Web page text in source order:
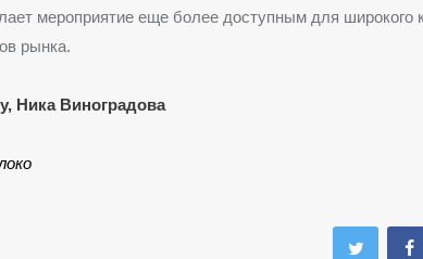
мероприятие еще более доступным для широкого
рынка.
Ника Виноградова